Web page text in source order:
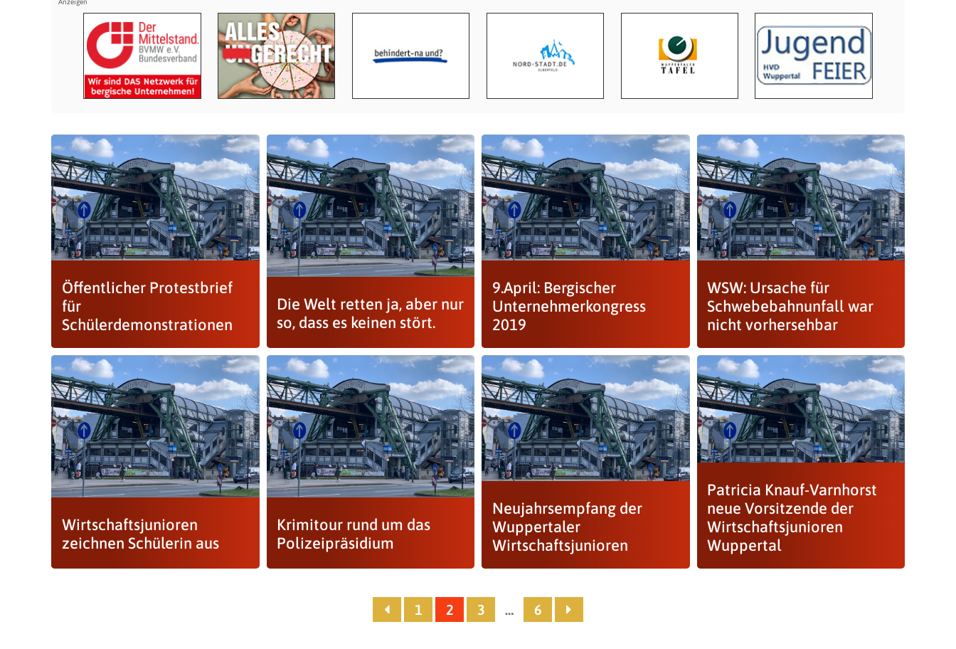
Öffentlicher Protestbrief
für
Schülerdemonstrationen
Die Welt retten ja, aber nur
so, dass es keinen stört.
9.April: Bergischer
Unternehmerkongress
2019
WSW: Ursache für
Schwebebahnunfall war
nicht vorhersehbar
Wirtschaftsjunioren
zeichnen Schülerin aus
Krimitour rund um das
Polizeipräsidium
Neujahrsempfang der
Wuppertaler
Wirtschaftsjunioren
Patricia Knauf-Varnhorst
neue Vorsitzende der
Wirtschaftsjunioren
Wuppertal
1 2 3 … 6